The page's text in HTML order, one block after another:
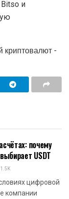
и
криптовалют -
почему
USDT
1.5K
цифровой
компании